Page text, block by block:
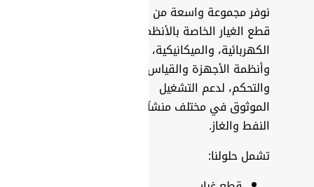
نوفر مجموعة واسعة من
قطع الغيار الخاصة بالأنظمة
الكهربائية، والميكانيكية،
وأنظمة الأجهزة والقياس
والتحكم، لدعم التشغيل
الموثوق في مختلف منشآت
النفط والغاز.
تشمل حلولنا: